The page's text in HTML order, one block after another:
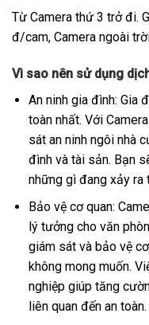
Từ Camera thứ 3 trở đi.
đ/cam, Camera ngoài
Vì sao nên sử dụng
An ninh gia đình: Gia
toàn nhất. Với
sát an ninh ngôi nhà
đình và tài sản. Bạn
những gì đang xảy ra
Bảo vệ cơ quan:
lý tưởng cho văn
giám sát và bảo vệ
không mong muốn.
nghiệp giúp tăng
liên quan đến an toàn.